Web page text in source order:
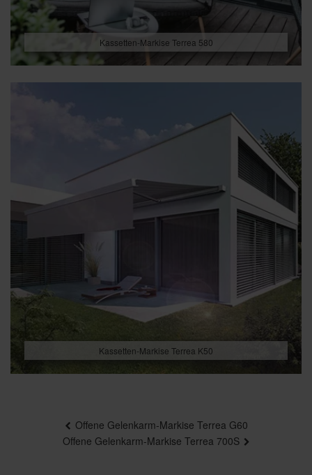
Kassetten-Markise Terrea 580
Kassetten-Markise Terrea K50
Offene Gelenkarm-Markise Terrea G60
Offene Gelenkarm-Markise Terrea 700S